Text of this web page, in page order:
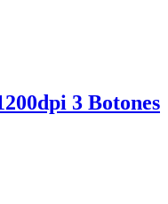
3 Botones